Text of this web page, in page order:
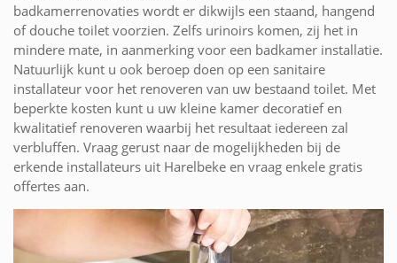
badkamerrenovaties wordt er dikwijls een staand, hangend
of douche toilet voorzien. Zelfs urinoirs komen, zij het in
mindere mate, in aanmerking voor een badkamer installatie.
Natuurlijk kunt u ook beroep doen op een sanitaire
installateur voor het renoveren van uw bestaand toilet. Met
beperkte kosten kunt u uw kleine kamer decoratief en
kwalitatief renoveren waarbij het resultaat iedereen zal
verbluffen. Vraag gerust naar de mogelijkheden bij de
erkende installateurs uit Harelbeke en vraag enkele gratis
offertes aan.